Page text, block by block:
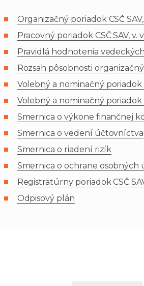
Organizačný poriadok CSČ SAV,
Pracovný poriadok CSČ SAV, v.
Pravidlá hodnotenia vedeckých
Rozsah pôsobnosti
Volebný a nominačný poriadok
Volebný a nominačný poriadok
Smernica o výkone finančnej
Smernica o vedení účtovníctva
Smernica o riadení rizík
Smernica o ochrane osobných
Registratúrny poriadok CSČ
Odpisový plán